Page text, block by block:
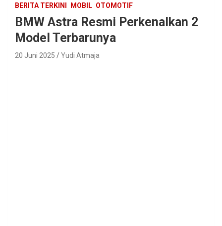
BERITA TERKINI MOBIL OTOMOTIF
BMW Astra Resmi Perkenalkan 2
Model Terbarunya
20 Juni 2025 Yudi Atmaja